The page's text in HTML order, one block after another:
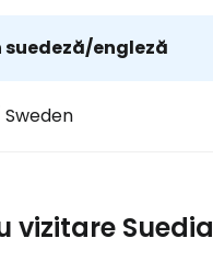
suedeză/engleză
Suedia